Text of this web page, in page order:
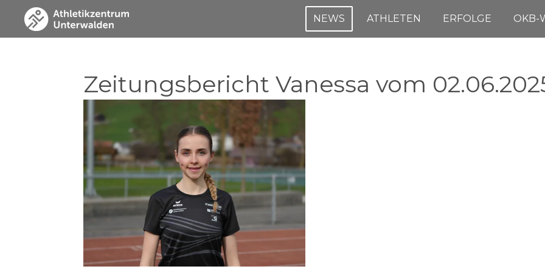
Hauptinhalt
NEWS ATHLETEN ERFOLGE OKB-
Zeitungsbericht Vanessa vom